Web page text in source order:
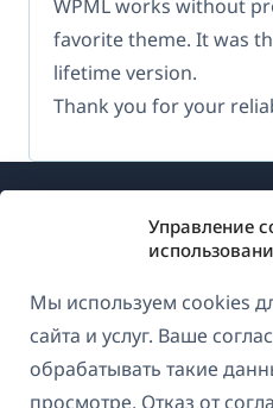
Управление
Мы используем cookies
сайта и услуг. Ваше
обрабатывать такие
просмотре. Отказ от
WPML works without
favorite theme. It was
lifetime version.
Thank you for your
О
GDPR и политика